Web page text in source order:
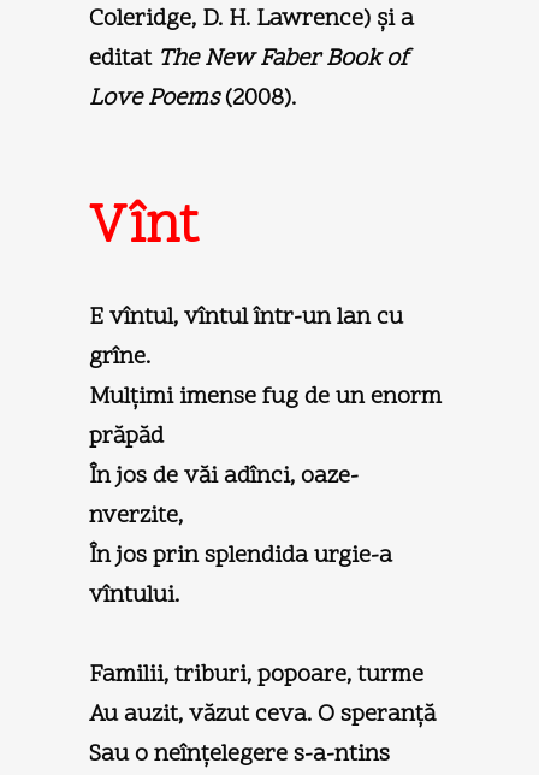
Coleridge, D. H. Lawrence) şi a
editat The New Faber Book of
Love Poems(2008).
Vînt
E vîntul, vîntul într-un lan cu
grîne.
Mulţimi imense fug de un enorm
prăpăd
În jos de văi adînci, oaze-
nverzite,
În jos prin splendida urgie-a
vîntului.
Familii, triburi, popoare, turme
Au auzit, văzut ceva. O speranţă
Sau o neînţelegere s-a-ntins